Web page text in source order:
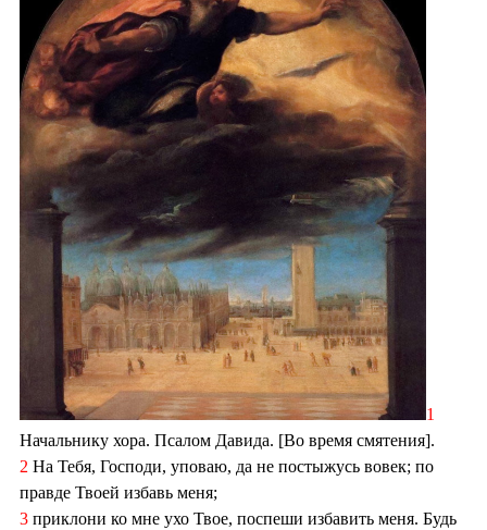
1
Начальнику хора. Псалом Давида. [Во время смятения].
2 На Тебя, Господи, уповаю, да не постыжусь вовек; по
правде Твоей избавь меня;
3 приклони ко мне ухо Твое, поспеши избавить меня. Будь